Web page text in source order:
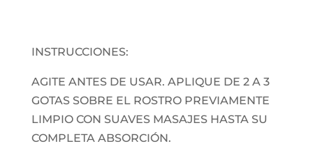
INSTRUCCIONES:
AGITE ANTES DE USAR. APLIQUE DE 2 A 3
GOTAS SOBRE EL ROSTRO PREVIAMENTE
LIMPIO CON SUAVES MASAJES HASTA SU
COMPLETA ABSORCIÓN.